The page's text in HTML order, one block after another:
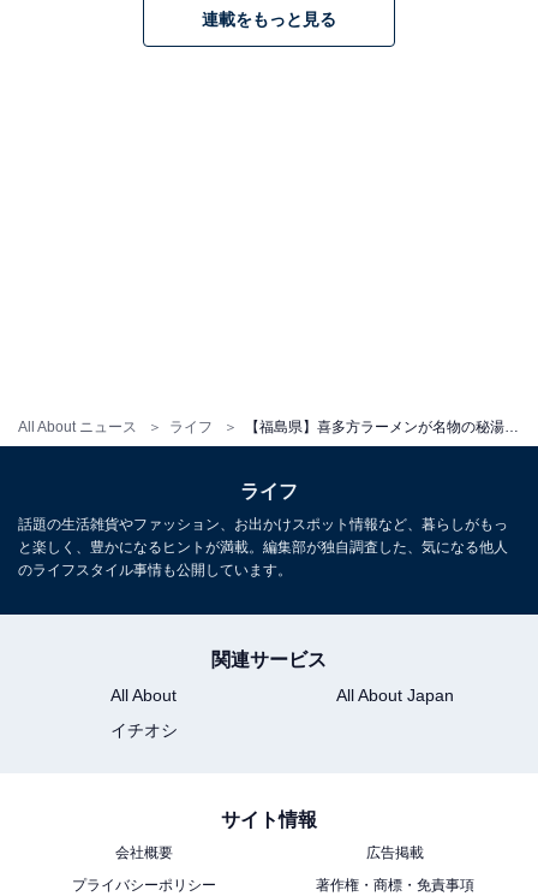
All About ニュース ライフ
3：熱塩温泉（福島県喜多方市）
連載をもっと見る
ライフ
話題の生活雑貨やファッション、お出かけスポット情報など、暮らしがもっ
と楽しく、豊かになるヒントが満載。編集部が独自調査した、気になる他人
のライフスタイル事情も公開しています。
関連サービス
All About
All About Japan
イチオシ
サイト情報
会社概要
広告掲載
プライバシーポリシー
著作権・商標・免責事項